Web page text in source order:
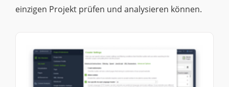
einzigen Projekt prüfen und analysieren können.